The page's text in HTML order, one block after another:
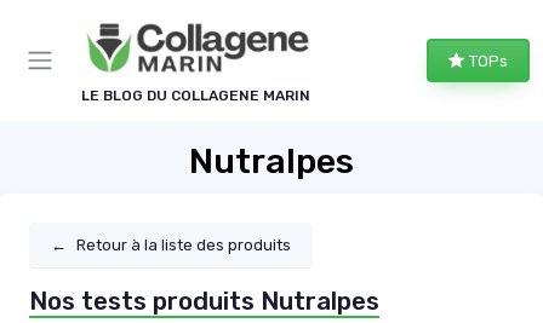
LE BLOG DU COLLAGENE MARIN
TOPs
Nutralpes
← Retour à la liste des produits
Nos tests produits Nutralpes